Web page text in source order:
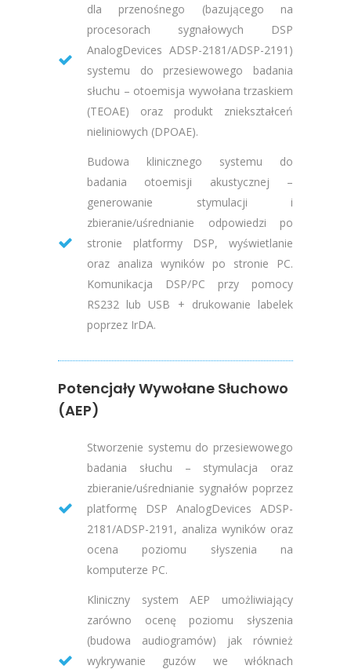
dla przenośnego (bazującego na
procesorach sygnałowych DSP
AnalogDevices ADSP-2181/ADSP-2191)
systemu do przesiewowego badania
słuchu – otoemisja wywołana trzaskiem
(TEOAE) oraz produkt zniekształceń
nieliniowych (DPOAE).
Budowa klinicznego systemu do
badania otoemisji akustycznej –
generowanie stymulacji i
zbieranie/uśrednianie odpowiedzi po
stronie platformy DSP, wyświetlanie
oraz analiza wyników po stronie PC.
Komunikacja DSP/PC przy pomocy
RS232 lub USB + drukowanie labelek
poprzez IrDA.
Potencjały Wywołane Słuchowo
(AEP)
Stworzenie systemu do przesiewowego
badania słuchu – stymulacja oraz
zbieranie/uśrednianie sygnałów poprzez
platformę DSP AnalogDevices ADSP-
2181/ADSP-2191, analiza wyników oraz
ocena poziomu słyszenia na
komputerze PC.
Kliniczny system AEP umożliwiający
zarówno ocenę poziomu słyszenia
(budowa audiogramów) jak również
wykrywanie guzów we włóknach